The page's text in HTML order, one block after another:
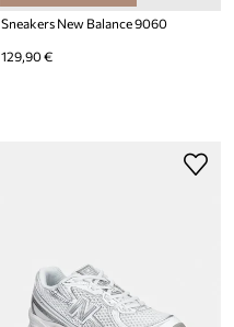
Sneakers New Balance 9060
129,90 €